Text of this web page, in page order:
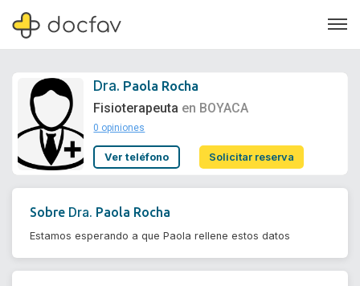
Soporte
¿Eres un doctor?
Dra. Paola Rocha
Fisioterapeuta en BOYACA
0 opiniones
Ver teléfono Solicitar reserva
Sobre Dra. Paola Rocha
Estamos esperando a que Paola rellene estos datos